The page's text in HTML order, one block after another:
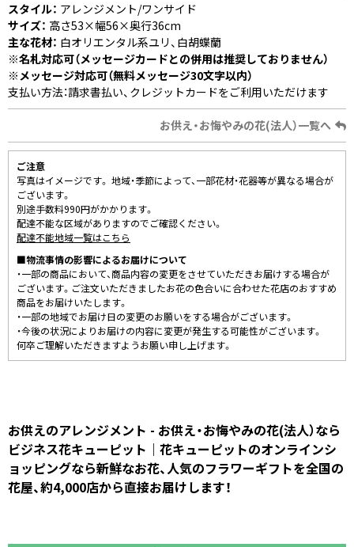
スタイル： アレンジメント/ワンサイド
サイズ： 高さ53×幅56×奥行36cm
主な花材： 白オリエンタル系ユリ、白胡蝶蘭
※名札対応可（メッセージカードとの併用は推奨しておりません）
※メッセージ対応可（無料メッセージ30文字以内）
支払い方法：請求書払い、クレジットカードをご利用いただけます
お供え・お悔やみの花(法人）一覧へ
ご注意
写真はイメージです。 地域・季節によって、一部花材・花器等が異なる場合が
ございます。
別途手数料990円がかかります。
配達不能な区域がありますのでご確認ください。
配達不能地域一覧はこちら
■物流事情の影響によるお届けについて
・一部の商品において、商品内容の変更をさせていただきお届けする場合が
ございます。ご注文いただきましたお花の色合いに合わせた花店のおすすめ
商品をお届けいたします。
・一部の地域でお届け日の変更のお願いをする場合がございます。
・今後の状況によりお届けの内容に変更が発生する可能性がございます。
何卒ご理解いただきますようお願い申し上げます。
お供えのアレンジメント - お供え・お悔やみの花(法人）なら
ビジネス花キューピット｜花キューピットのオンラインシ
ョッピングなら新鮮なお花、人気のフラワーギフトを全国の
花屋、約4,000店から直接お届けします！